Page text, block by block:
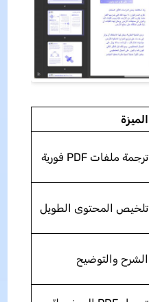
الميزة
ترجمة ملفات PDF فورية
تلخيص المحتوى الطويل
الشرح والتوضيح